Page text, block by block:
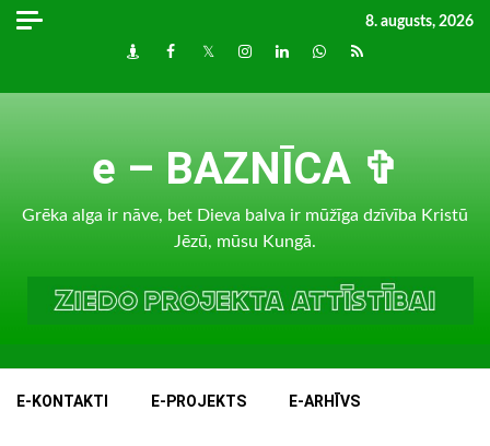
Skip
8. augusts, 2026
DraugiemFacebook
TwitterInstagram
LinkedInwhatsapp
RSS
e – BAZNĪCA ✞
Grēka alga ir nāve, bet Dieva balva ir mūžīga dzīvība Kristū
Jēzū, mūsu Kungā.
E-KONTAKTI E-PROJEKTS E-ARHĪVS